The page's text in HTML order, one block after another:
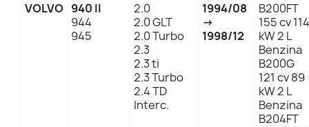
VOLVO 940 II
944
945
2.0
2.0 GLT
2.0 Turbo
2.3
2.3 ti
2.3 Turbo
2.4 TD
Interc.
1994/08
→
1998/12
B200FT
155 cv 114
kW 2 L
Benzina
B200G
121 cv 89
kW 2 L
Benzina
B204FT